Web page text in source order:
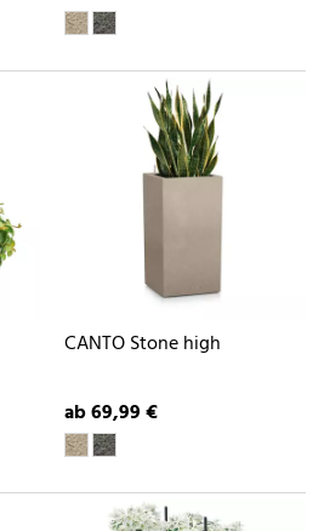
CANTO Stone high
ab 69,99 €